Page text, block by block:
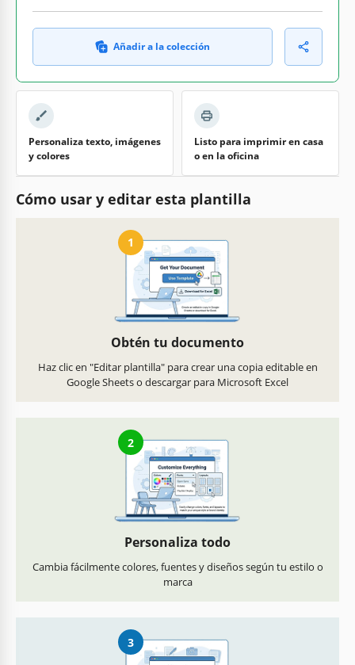
Añadir a la colección
Personaliza texto, imágenes
y colores
Listo para imprimir en casa
o en la oficina
Cómo usar y editar esta plantilla
1
Obtén tu documento
Haz clic en "Editar plantilla" para crear una copia editable en
Google Sheets o descargar para Microsoft Excel
2
Personaliza todo
Cambia fácilmente colores, fuentes y diseños según tu estilo o
marca
3